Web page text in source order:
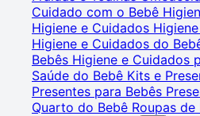
Cuidado com o Bebê
Higiene e Cuidados
Higiene e Cuidados do
Bebês Higiene e Cuidados
Saúde do Bebê Kits e
Presentes para Bebês
Quarto do Bebê Roupas de